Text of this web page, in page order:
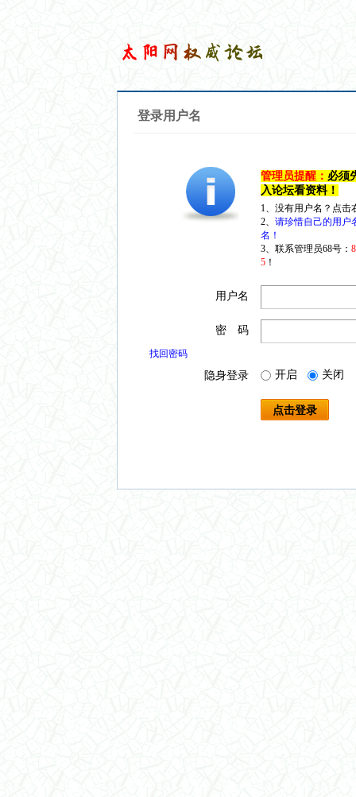
登录用户名
管理员提醒： 必须
入论坛看资料！
1、没有用户名？点
2、 请珍惜自己的用户
名！
3、联系管理员68号：
5 ！
用户名
密 码
找回密码
隐身登录 开启 关闭
点击登录